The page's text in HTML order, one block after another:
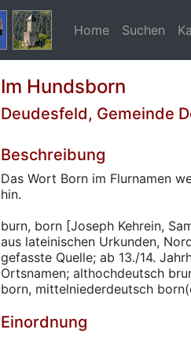
Home Suchen
Im Hundsborn
Deudesfeld, Gemeinde
Beschreibung
Das Wort Born im Flurnamen
hin.
burn, born [Joseph Kehrein,
aus lateinischen Urkunden,
gefasste Quelle; ab 13./14.
Ortsnamen; althochdeutsch
born, mittelniederdeutsch
Einordnung